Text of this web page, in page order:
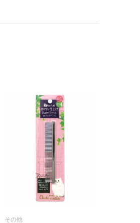
その他